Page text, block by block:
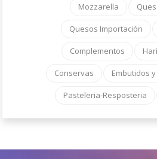
Mozzarella
Quesos Importación
Complementos
Conservas Embutidos
Pasteleria-Resposteria